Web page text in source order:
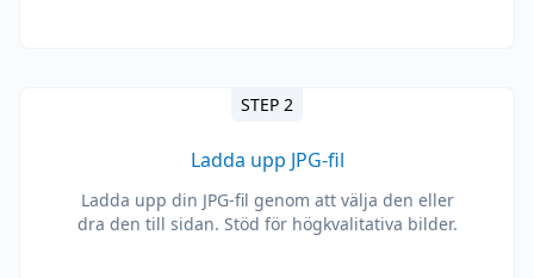
STEP 2
Ladda upp JPG-fil
Ladda upp din JPG-fil genom att välja den eller
dra den till sidan. Stöd för högkvalitativa bilder.